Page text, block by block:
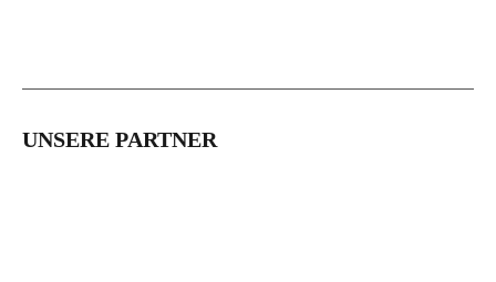
UNSERE PARTNER